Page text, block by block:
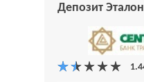
Депозит Эталон